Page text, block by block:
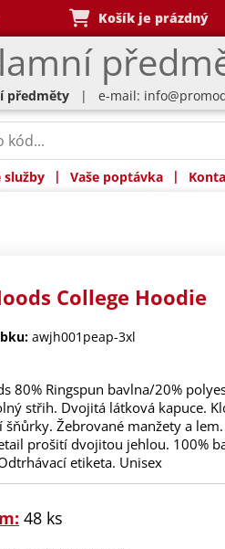
Košík je prázdný
předměty | e-mail:
služby | Vaše poptávka |
College Hoodie
awjh001peap-3xl
80% Ringspun bavlna/20%
střih. Dvojitá látková kapuce.
šňůrky. Žebrované manžety a
prošití dvojitou jehlou. 100%
etiketa. Unisex
48 ks